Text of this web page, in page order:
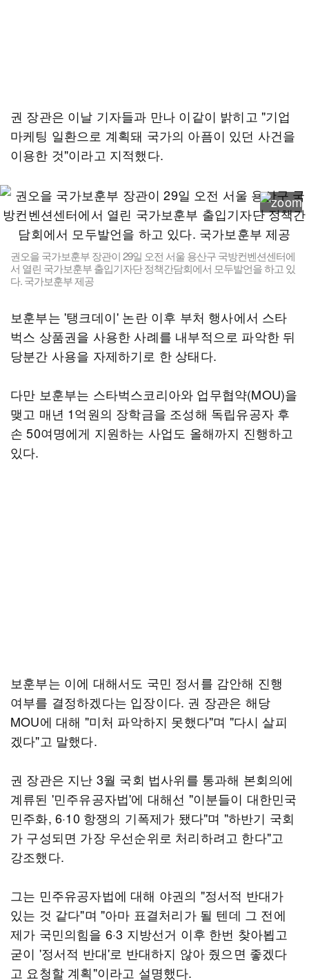
권 장관은 이날 기자들과 만나 이같이 밝히고 "기업
마케팅 일환으로 계획돼 국가의 아픔이 있던 사건을
이용한 것"이라고 지적했다.
권오을 국가보훈부 장관이 29일 오전 서울 용산구 국방컨벤션센터에
서 열린 국가보훈부 출입기자단 정책간담회에서 모두발언을 하고 있
다. 국가보훈부 제공
보훈부는 '탱크데이' 논란 이후 부처 행사에서 스타
벅스 상품권을 사용한 사례를 내부적으로 파악한 뒤
당분간 사용을 자제하기로 한 상태다.
다만 보훈부는 스타벅스코리아와 업무협약(MOU)을
맺고 매년 1억원의 장학금을 조성해 독립유공자 후
손 50여명에게 지원하는 사업도 올해까지 진행하고
있다.
보훈부는 이에 대해서도 국민 정서를 감안해 진행
여부를 결정하겠다는 입장이다. 권 장관은 해당
MOU에 대해 "미처 파악하지 못했다"며 "다시 살피
겠다"고 말했다.
권 장관은 지난 3월 국회 법사위를 통과해 본회의에
계류된 '민주유공자법'에 대해선 "이분들이 대한민국
민주화, 6·10 항쟁의 기폭제가 됐다"며 "하반기 국회
가 구성되면 가장 우선순위로 처리하려고 한다"고
강조했다.
그는 민주유공자법에 대해 야권의 "정서적 반대가
있는 것 같다"며 "아마 표결처리가 될 텐데 그 전에
제가 국민의힘을 6·3 지방선거 이후 한번 찾아뵙고
굳이 '정서적 반대'로 반대하지 않아 줬으면 좋겠다
고 요청할 계획"이라고 설명했다.